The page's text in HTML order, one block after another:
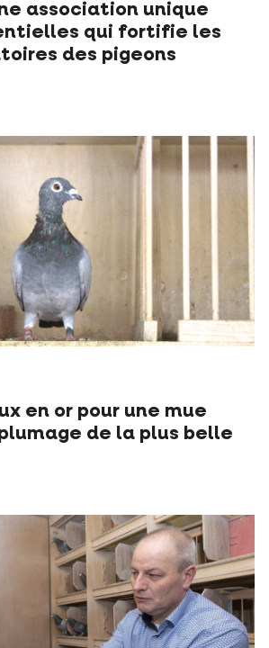
association unique
qui fortifie les
des pigeons
en or pour une mue
de la plus belle